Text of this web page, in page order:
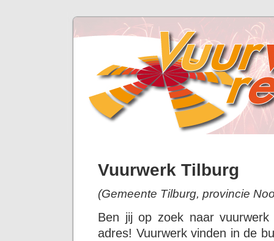
Vuurwerk Tilburg
(Gemeente Tilburg, provincie
Ben jij op zoek naar
adres! Vuurwerk vinden in de